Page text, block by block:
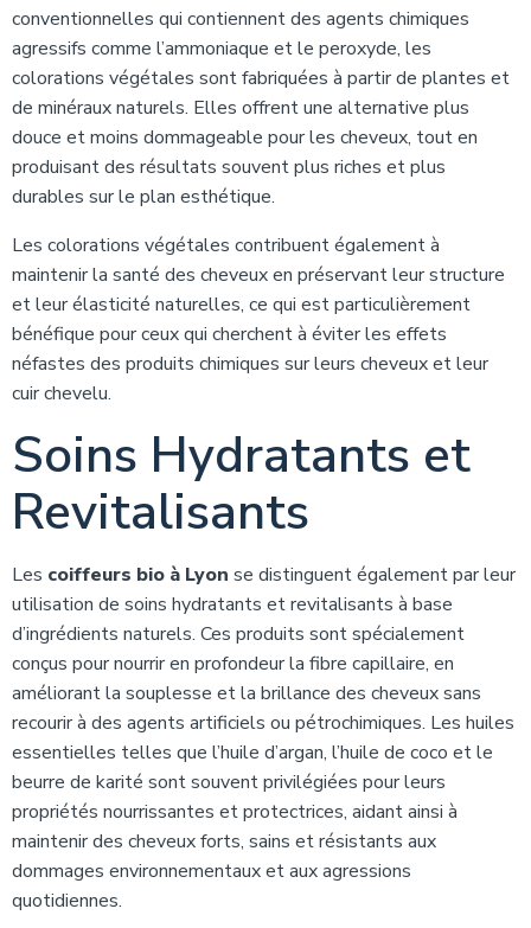
conventionnelles qui contiennent des agents chimiques
agressifs comme l’ammoniaque et le peroxyde, les
colorations végétales sont fabriquées à partir de plantes et
de minéraux naturels. Elles offrent une alternative plus
douce et moins dommageable pour les cheveux, tout en
produisant des résultats souvent plus riches et plus
durables sur le plan esthétique.
Les colorations végétales contribuent également à
maintenir la santé des cheveux en préservant leur structure
et leur élasticité naturelles, ce qui est particulièrement
bénéfique pour ceux qui cherchent à éviter les effets
néfastes des produits chimiques sur leurs cheveux et leur
cuir chevelu.
Soins Hydratants et
Revitalisants
Les coiffeurs bio à Lyon se distinguent également par leur
utilisation de soins hydratants et revitalisants à base
d’ingrédients naturels. Ces produits sont spécialement
conçus pour nourrir en profondeur la fibre capillaire, en
améliorant la souplesse et la brillance des cheveux sans
recourir à des agents artificiels ou pétrochimiques. Les huiles
essentielles telles que l’huile d’argan, l’huile de coco et le
beurre de karité sont souvent privilégiées pour leurs
propriétés nourrissantes et protectrices, aidant ainsi à
maintenir des cheveux forts, sains et résistants aux
dommages environnementaux et aux agressions
quotidiennes.